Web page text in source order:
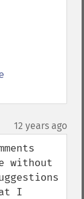
12 years ago
without
I